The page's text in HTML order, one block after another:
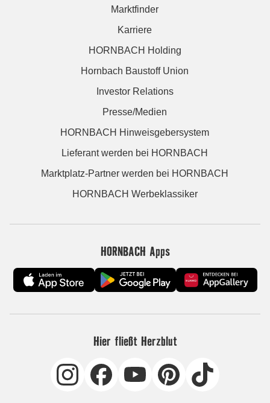
Marktfinder
Karriere
HORNBACH Holding
Hornbach Baustoff Union
Investor Relations
Presse/Medien
HORNBACH Hinweisgebersystem
Lieferant werden bei HORNBACH
Marktplatz-Partner werden bei HORNBACH
HORNBACH Werbeklassiker
HORNBACH Apps
Hier fließt Herzblut